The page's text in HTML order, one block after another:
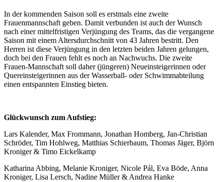
In der kommenden Saison soll es erstmals eine zweite
Frauenmannschaft geben. Damit verbunden ist auch der Wunsch
nach einer mittelfristigen Verjüngung des Teams, das die vergangene
Saison mit einem Altersdurchschnitt von 43 Jahren bestritt. Den
Herren ist diese Verjüngung in den letzten beiden Jahren gelungen,
doch bei den Frauen fehlt es noch an Nachwuchs. Die zweite
Frauen-Mannschaft soll daher (jüngeren) Neueinsteigerinnen oder
Quereinsteigerinnen aus der Wasserball- oder Schwimmabteilung
einen entspannten Einstieg bieten.
Glückwunsch zum Aufstieg:
Lars Kalender, Max Frommann, Jonathan Homberg, Jan-Christian
Schröder, Tim Hohlweg, Matthias Schierbaum, Thomas Jäger, Björn
Kroniger & Timo Eickelkamp
Katharina Abbing, Melanie Kroniger, Nicole Pál, Eva Böde, Anna
Kroniger, Lisa Lersch, Nadine Müller & Andrea Hanke